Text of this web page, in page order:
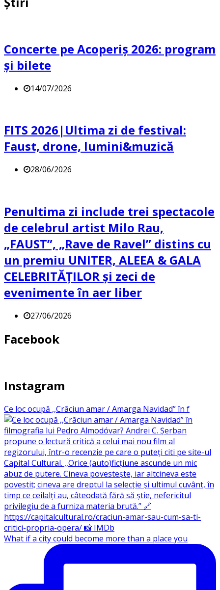
Concerte pe Acoperiș 2026: program
și bilete
14/07/2026
FITS 2026|Ultima zi de festival:
Faust, drone, lumini&muzică
28/06/2026
Penultima zi include trei spectacole
de celebrul artist Milo Rau,
„FAUST”, „Rave de Ravel” distins cu
un premiu UNITER, ALEEA & GALA
CELEBRITĂȚILOR și zeci de
evenimente în aer liber
27/06/2026
Facebook
Instagram
Ce loc ocupă ,,Crăciun amar / Amarga Navidad” în f
What if a city could become more than a place you